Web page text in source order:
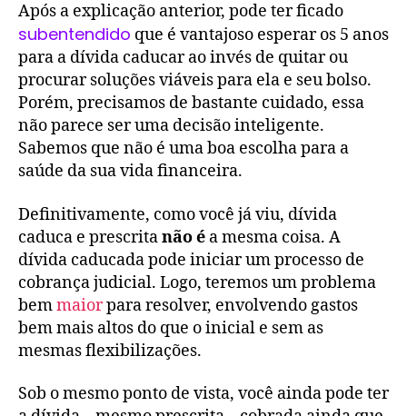
Após a explicação anterior, pode ter ficado
subentendido que é vantajoso esperar os 5 anos
para a dívida caducar ao invés de quitar ou
procurar soluções viáveis para ela e seu bolso.
Porém, precisamos de bastante cuidado, essa
não parece ser uma decisão inteligente.
Sabemos que não é uma boa escolha para a
saúde da sua vida financeira.
Definitivamente, como você já viu, dívida
caduca e prescritanão é a mesma coisa. A
dívida caducada pode iniciar um processo de
cobrança judicial. Logo, teremos um problema
bemmaiorpara resolver, envolvendo gastos
bem mais altos do que o inicial e sem as
mesmas flexibilizações.
Sob o mesmo ponto de vista, você ainda pode ter